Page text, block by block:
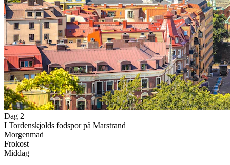
Dag 2
I Tordenskjolds fodspor på Marstrand
Morgenmad
Frokost
Middag